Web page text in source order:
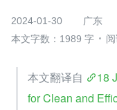
2024-01-30
广东
本文字数：1989 字
本文翻译自
18
for Clean and